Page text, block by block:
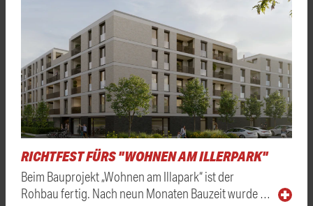
RICHTFEST FÜRS "WOHNEN AM ILLERPARK"
Beim Bauprojekt „Wohnen am Illapark“ ist der
Rohbau fertig. Nach neun Monaten Bauzeit wurde …